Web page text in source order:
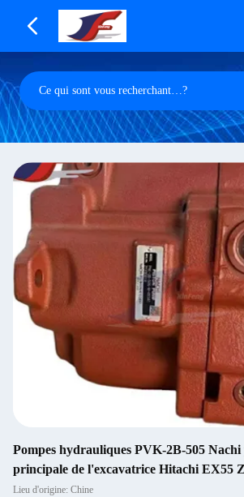
Pompes hydrauliques PVK-2B-505
principale de l'excavatrice Hitachi EX55
Lieu d'origine: Chine